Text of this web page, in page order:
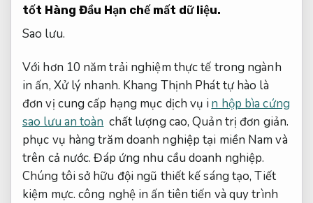
tốt Hàng Đầu Hạn chế mất dữ liệu.
Sao lưu.
Với hơn 10 năm trải nghiệm thực tế trong ngành
in ấn, Xử lý nhanh. Khang Thịnh Phát tự hào là
đơn vị cung cấp hạng mục dịch vụ in hộp bìa cứng
sao lưu an toàn chất lượng cao,Quản trị đơn giản.
phục vụ hàng trăm doanh nghiệp tại miền Nam và
trên cả nước.Đáp ứng nhu cầu doanh nghiệp.
Chúng tôi sở hữu đội ngũ thiết kế sáng tạo,Tiết
kiệm mực. công nghệ in ấn tiên tiến và quy trình